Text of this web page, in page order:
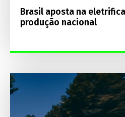
Brasil aposta na
produção nacional